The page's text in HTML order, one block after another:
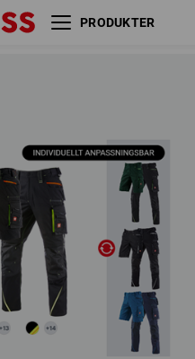
PRODUKTER
Midjebyxa + shorts